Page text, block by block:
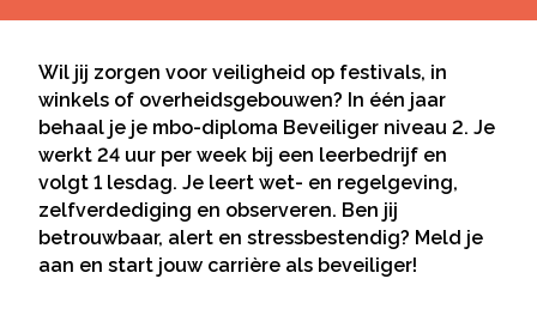
Wil jij zorgen voor veiligheid op festivals, in
winkels of overheidsgebouwen? In één jaar
behaal je je mbo-diploma Beveiliger niveau 2. Je
werkt 24 uur per week bij een leerbedrijf en
volgt 1 lesdag. Je leert wet- en regelgeving,
zelfverdediging en observeren. Ben jij
betrouwbaar, alert en stressbestendig? Meld je
aan en start jouw carrière als beveiliger!